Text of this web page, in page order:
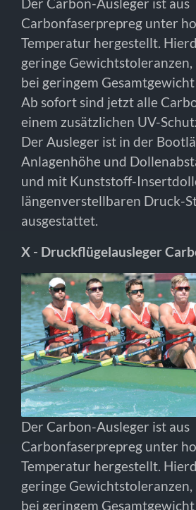
Carbonfaserprepreg unter
Temperatur hergestellt.
geringe
bei geringem
Ab sofort sind jetzt alle
einem zusätzlichen UV-
Der Ausleger ist in der
Anlagenhöhe und
und mit Kunststoff-
längenverstellbaren Druck-
ausgestattet.
X - Druckflügelausleger
Der Carbon-Ausleger ist aus
Carbonfaserprepreg unter
Temperatur hergestellt.
geringe
bei geringem